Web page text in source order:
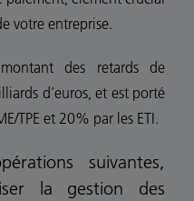
votre entreprise.
des retards de
d’euros, et est porté
TPE et 20% par les ETI.
suivantes,
la gestion des